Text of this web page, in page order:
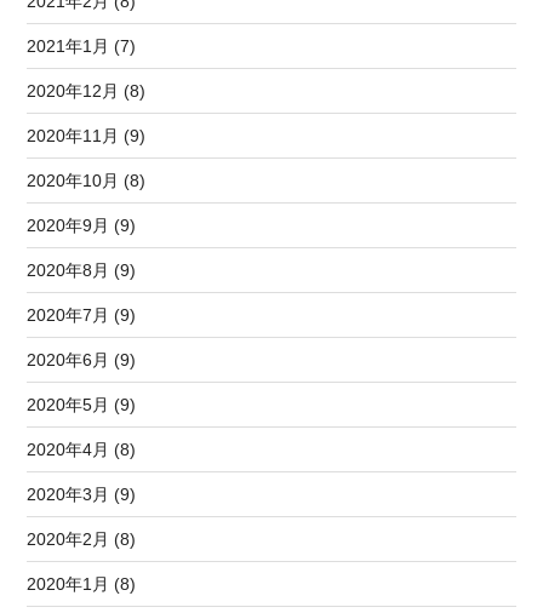
2021年1月 (7)
2020年12月 (8)
2020年11月 (9)
2020年10月 (8)
2020年9月 (9)
2020年8月 (9)
2020年7月 (9)
2020年6月 (9)
2020年5月 (9)
2020年4月 (8)
2020年3月 (9)
2020年2月 (8)
2020年1月 (8)